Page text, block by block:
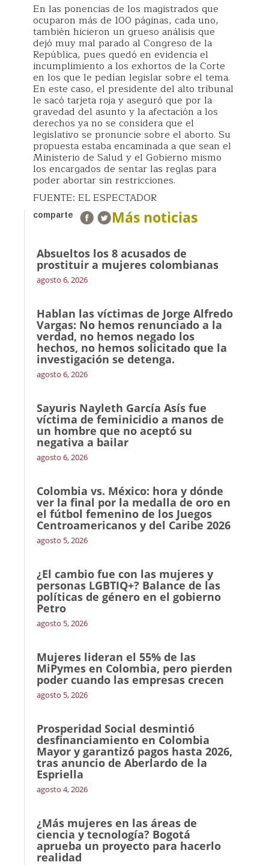
En las ponencias de los magistrados que
ocuparon más de 100 páginas, cada uno,
también hicieron un grueso análisis que
dejó muy mal parado al Congreso de la
República, pues quedó en evidencia el
incumplimiento a los exhortos de la Corte
en los que le pedían legislar sobre el tema.
En este caso, el presidente del alto tribunal
le sacó tarjeta roja y aseguró que por la
gravedad del asunto y la afectación a los
derechos ya no se considera que el
legislativo se pronuncie sobre el aborto. Su
propuesta estaba encaminada a que sean el
Ministerio de Salud y el Gobierno mismo
los encargados de sentar las reglas para
poder abortar sin restricciones.
FUENTE: EL ESPECTADOR
comparte Más noticias
Absueltos los 8 acusados de
prostituir a mujeres colombianas
agosto 6, 2026
Hablan las víctimas de Jorge Alfredo
Vargas: No hemos renunciado a la
verdad, no hemos negado los
hechos, no hemos solicitado que la
investigación se detenga.
agosto 6, 2026
Sayuris Nayleth García Asís fue
víctima de feminicidio a manos de
un hombre que no aceptó su
negativa a bailar
agosto 6, 2026
Colombia vs. México: hora y dónde
ver la final por la medalla de oro en
el fútbol femenino de los Juegos
Centroamericanos y del Caribe 2026
agosto 5, 2026
¿El cambio fue con las mujeres y
personas LGBTIQ+? Balance de las
políticas de género en el gobierno
Petro
agosto 5, 2026
Mujeres lideran el 55% de las
MiPymes en Colombia, pero pierden
poder cuando las empresas crecen
agosto 5, 2026
Prosperidad Social desmintió
desfinanciamiento en Colombia
Mayor y garantizó pagos hasta 2026,
tras anuncio de Aberlardo de la
Espriella
agosto 4, 2026
¿Más mujeres en las áreas de
ciencia y tecnología? Bogotá
aprueba un proyecto para hacerlo
realidad